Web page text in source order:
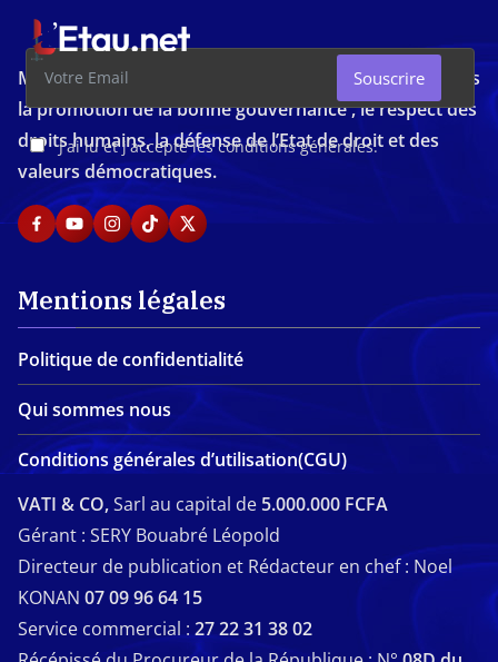
J'ai lu et j'accepte les conditions générales.
Souscrire
Média d'investigation ivoirien résolument engagé dans
la promotion de la bonne gouvernance , le respect des
droits humains, la défense de l’Etat de droit et des
valeurs démocratiques.
Mentions légales
Politique de confidentialité
Qui sommes nous
Conditions générales d’utilisation(CGU)
VATI & CO,Sarl au capital de 5.000.000 FCFA
Gérant : SERY Bouabré Léopold
Directeur de publication et Rédacteur en chef : Noel
KONAN 07 09 96 64 15
Service commercial : 27 22 31 38 02